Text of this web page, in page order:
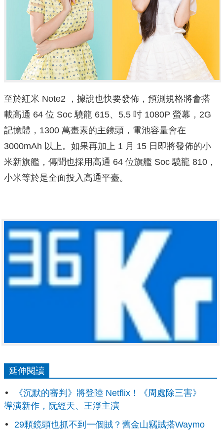
至於紅米 Note2 ，據說也快要發佈，預測規格將會搭
載高通 64 位 Soc 驍龍 615、5.5 吋 1080P 螢幕，2G
記憶體，1300 萬畫素的主鏡頭，電池容量會在
3000mAh 以上。如果再加上 1 月 15 日即將發佈的小
米新旗艦，傳聞也採用高通 64 位旗艦 Soc 驍龍 810，
小米等於是全面投入高通平臺。
延伸閱讀
《沉默的審判》將登陸 Netflix！《周處除三害》
導演新作，阮經天、王淨主演
29顆鏡頭也抓不到一個賊？舊金山竊賊搭Waymo